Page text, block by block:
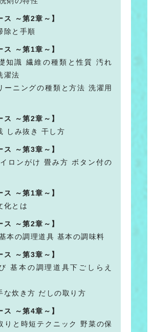
ス ～第2章～】
除と手順
ス ～第1章～】
知識 繊維の種類と性質 汚れ
濯法
ーニングの種類と方法 洗濯用
ス ～第2章～】
しみ抜き 干し方
ス ～第3章～】
ロンがけ 畳み方 ボタン付の
ス ～第1章～】
化とは
ス ～第2章～】
本の調理道具 基本の調味料
ス ～第3章～】
基本の調理道具下ごしらえ
な炊き方 だしの取り方
ス ～第4章～】
りと時短テクニック 野菜の保